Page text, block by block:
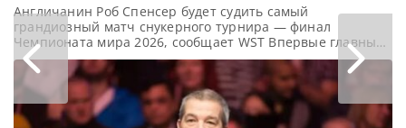
Англичанин Роб Спенсер будет судить самый
грандиозный матч снукерного турнира — финал
Чемпионата мира 2026, сообщает WST Впервые главным
рефери финала крупнейшего снукерного турнира –
Чемпионата мира 2026 года, который пройдет в
Шеффилде, назначен англичанин Роб Спенсер. Путь
Спенсера в качестве рефери в рамках World Snooker Tour
начался в 2013 году. С тех пор он